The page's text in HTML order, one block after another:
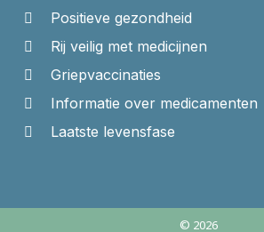
Positieve gezondheid
Rij veilig met medicijnen
Griepvaccinaties
Informatie over medicamenten
Laatste levensfase
© 2026